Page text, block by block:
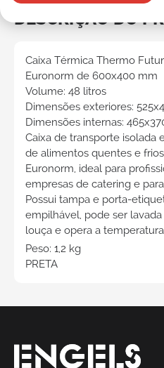
DESCRIÇÃO DO
Caixa Térmica Thermo
Euronorm de 600x400 mm
Volume: 48 litros
Dimensões exteriores:
Dimensões internas:
Caixa de transporte isolada
de alimentos quentes e
Euronorm, ideal para
empresas de catering e
Possui tampa e porta-
empilhável, pode ser
louça e opera a
Peso: 1,2 kg
PRETA
um